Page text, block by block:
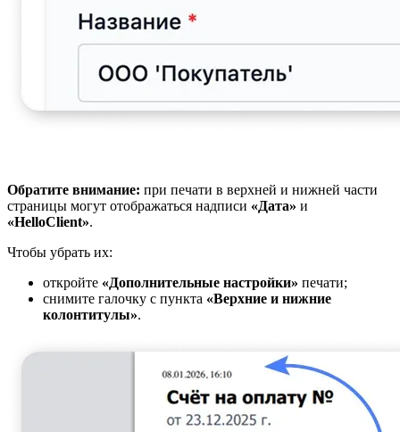
Обратите внимание: при печати в верхней и нижней части
страницы могут отображаться надписи «Дата» и
«HelloClient».
Чтобы убрать их:
откройте «Дополнительные настройки» печати;
снимите галочку с пункта «Верхние и нижние
колонтитулы».